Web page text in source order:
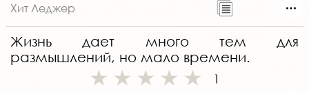
Хит Леджер
Жизнь дает много тем для
размышлений, но мало времени.
1